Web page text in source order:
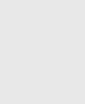
マ
SURFACE
メ
i5
品 送料無料
コン 中古
トパソコン
PC タブレ
i3
中古 ア
プパソコ
ン デスクト
デスクトッ
OFFICE付
ト100Hz
ニター